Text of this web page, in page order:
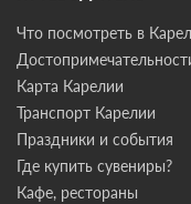
Что посмотреть в
Карта Карелии
Транспорт Карелии
Праздники и события
Где купить сувениры?
Кафе, рестораны